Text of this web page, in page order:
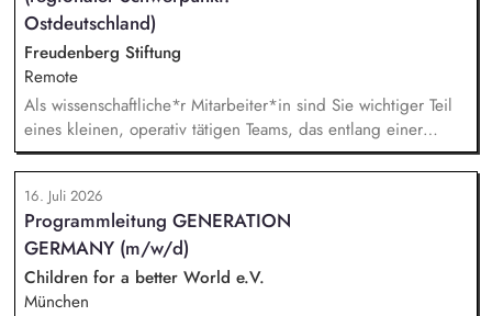
Content/Texten für andere Kanäle und Medien.
Ostdeutschland)
Freudenberg Stiftung
Remote
Als wissenschaftliche*r Mitarbeiter*in sind Sie wichtiger Teil
eines kleinen, operativ tätigen Teams, das entlang einer
klaren Programmatik langfristig soziale Innovation
implementiert. Sie unterstützen die Geschäftsführung bei der
Umsetzung der Stiftungsprogrammatik und entwickeln dabei
die Internationalisierungsstrategie der Stiftung weiter. Sie
übersetzen wissenschaftliche Erkenntnisse in
alltagsangebundene Handlungsansätze entlang unserer
Stiftungsprogrammatik.
16. Juli 2026
Programmleitung GENERATION
GERMANY (m/w/d)
Children for a better World e.V.
München